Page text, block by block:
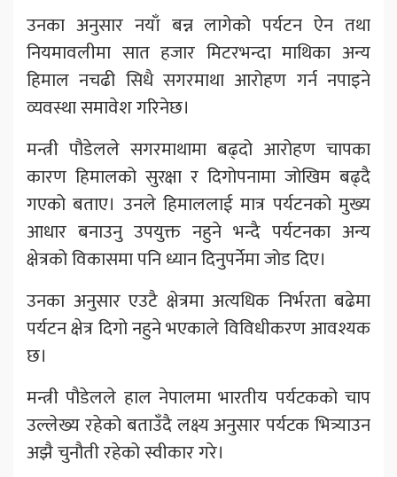
उनका अनुसार नयाँ बन्न लागेको पर्यटन ऐन तथा
नियमावलीमा सात हजार मिटरभन्दा माथिका अन्य
हिमाल नचढी सिधै सगरमाथा आरोहण गर्न नपाइने
व्यवस्था समावेश गरिनेछ।
मन्त्री पौडेलले सगरमाथामा बढ्दो आरोहण चापका
कारण हिमालको सुरक्षा र दिगोपनामा जोखिम बढ्दै
गएको बताए। उनले हिमाललाई मात्र पर्यटनको मुख्य
आधार बनाउनु उपयुक्त नहुने भन्दै पर्यटनका अन्य
क्षेत्रको विकासमा पनि ध्यान दिनुपर्नेमा जोड दिए।
उनका अनुसार एउटै क्षेत्रमा अत्यधिक निर्भरता बढेमा
पर्यटन क्षेत्र दिगो नहुने भएकाले विविधीकरण आवश्यक
छ।
मन्त्री पौडेलले हाल नेपालमा भारतीय पर्यटकको चाप
उल्लेख्य रहेको बताउँदै लक्ष्य अनुसार पर्यटक भित्र्याउन
अझै चुनौती रहेको स्वीकार गरे।